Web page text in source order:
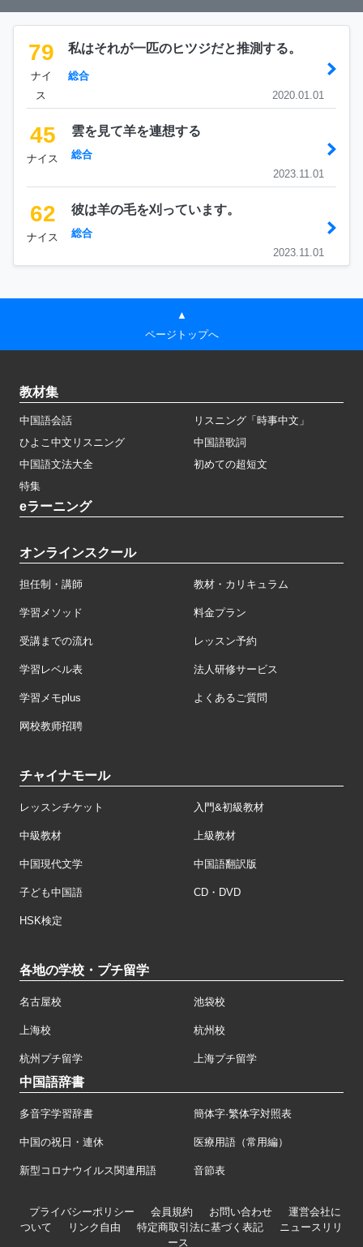
79
ナイ
ス
私はそれが一匹のヒツジだと推測する。
総合
2020.01.01
45
ナイス
雲を見て羊を連想する
総合
2023.11.01
62
ナイス
彼は羊の毛を刈っています。
総合
2023.11.01
▲
ページトップへ
教材集
中国語会話
リスニング「時事中文」
ひよこ中文リスニング
中国語歌詞
中国語文法大全
初めての超短文
特集
eラーニング
オンラインスクール
担任制・講師 教材・カリキュラム
学習メソッド 料金プラン
受講までの流れ レッスン予約
学習レベル表 法人研修サービス
学習メモplus よくあるご質問
网校教师招聘
チャイナモール
レッスンチケット 入門&初級教材
中級教材 上級教材
中国現代文学 中国語翻訳版
子ども中国語 CD・DVD
HSK検定
各地の学校・プチ留学
名古屋校 池袋校
上海校 杭州校
杭州プチ留学 上海プチ留学
中国語辞書
多音字学習辞書 簡体字·繁体字対照表
中国の祝日・連休 医療用語（常用編）
新型コロナウイルス関連用語 音節表
プライバシーポリシー 会員規約 お問い合わせ
運営会社に
ついて
リンク自由 特定商取引法に基づく表記
ニュースリリ
ース